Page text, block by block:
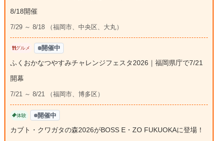
8/18開催
7/29 ～ 8/18 （福岡市、中央区、大丸）
グルメ 開催中
ふくおかなつやすみチャレンジフェスタ2026｜福岡県庁で7/21
開幕
7/21 ～ 8/21 （福岡市、博多区）
体験 開催中
カブト・クワガタの森2026がBOSS E・ZO FUKUOKAに登場！